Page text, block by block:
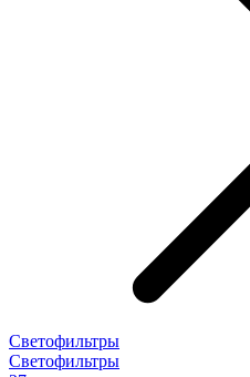
Светофильтры
Светофильтры